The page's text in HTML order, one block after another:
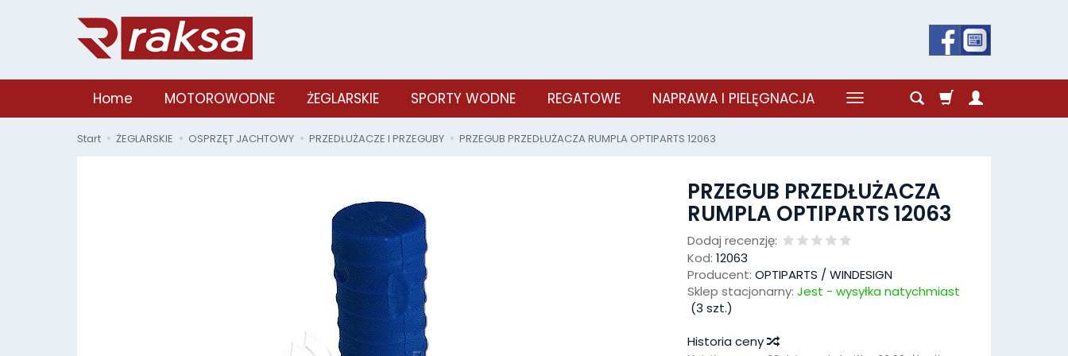
Home MOTOROWODNE ŻEGLARSKIE SPORTY WODNE REGATOWE NAPRAWA I PIELĘGNACJA
Start ŻEGLARSKIE OSPRZĘT JACHTOWY PRZEDŁUŻACZE I PRZEGUBY PRZEGUB PRZEDŁUŻACZA RUMPLA OPTIPARTS 12063
PRZEGUB PRZEDŁUŻACZA
RUMPLA OPTIPARTS 12063
Dodaj recenzję:
Kod: 12063
Producent: OPTIPARTS / WINDESIGN
Sklep stacjonarny: Jest - wysyłka natychmiast
(3 szt.)
Historia ceny